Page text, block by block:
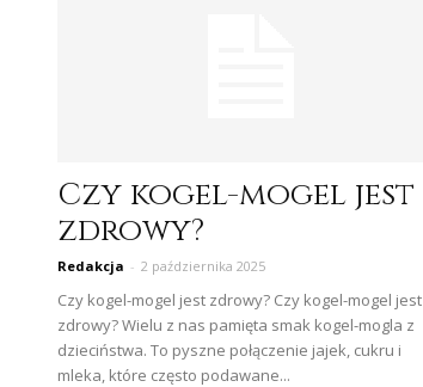
Czy kogel-mogel jest
zdrowy?
Redakcja - 2 października 2025
Czy kogel-mogel jest zdrowy? Czy kogel-mogel jest
zdrowy? Wielu z nas pamięta smak kogel-mogla z
dzieciństwa. To pyszne połączenie jajek, cukru i
mleka, które często podawane...